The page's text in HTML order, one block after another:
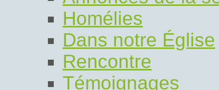
Homélies
Dans notre Église
Rencontre
Témoignages